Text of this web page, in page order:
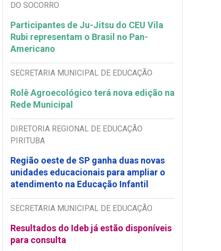
DO SOCORRO
Participantes de Ju-Jitsu do CEU Vila
Rubi representam o Brasil no Pan-
Americano
SECRETARIA MUNICIPAL DE EDUCAÇÃO
Rolê Agroecológico terá nova edição na
Rede Municipal
DIRETORIA REGIONAL DE EDUCAÇÃO
PIRITUBA
Região oeste de SP ganha duas novas
unidades educacionais para ampliar o
atendimento na Educação Infantil
SECRETARIA MUNICIPAL DE EDUCAÇÃO
Resultados do Ideb já estão disponíveis
para consulta